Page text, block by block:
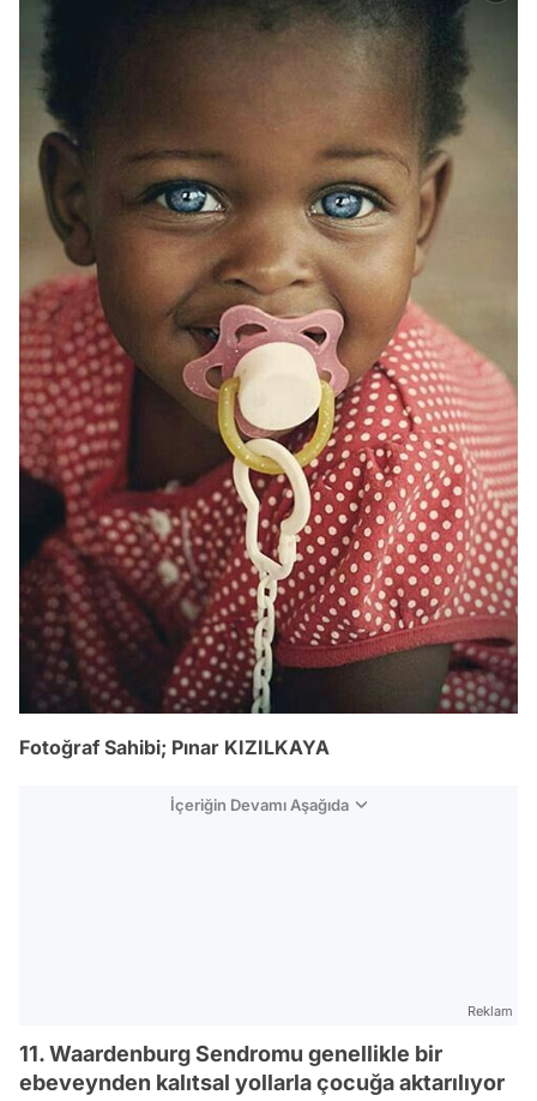
Fotoğraf Sahibi; Pınar KIZILKAYA
İçeriğin Devamı Aşağıda
Reklam
11. Waardenburg Sendromu genellikle bir
ebeveynden kalıtsal yollarla çocuğa aktarılıyor